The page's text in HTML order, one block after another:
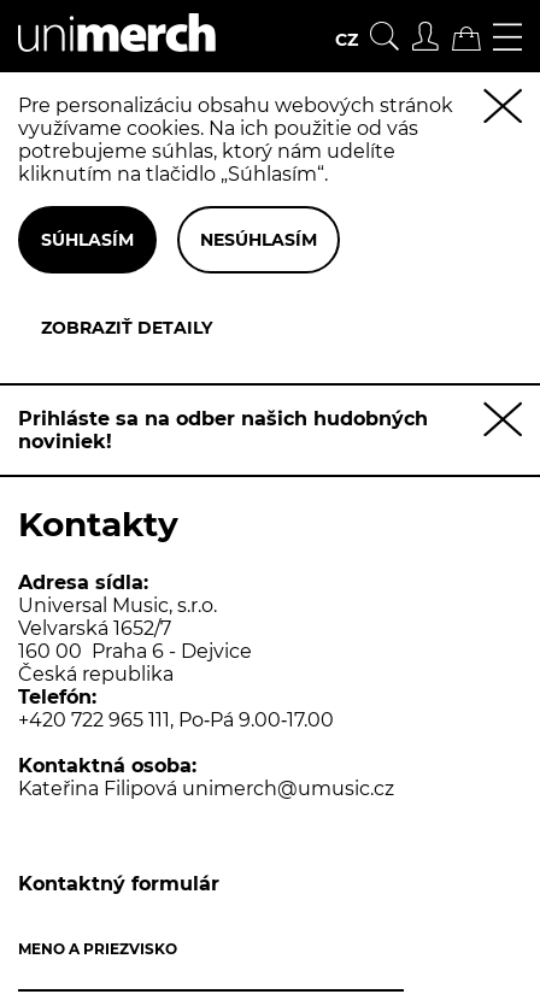
CZ
Pre personalizáciu obsahu webových stránok
využívame cookies. Na ich použitie od vás
potrebujeme súhlas, ktorý nám udelíte
kliknutím na tlačidlo „Súhlasím“.
Prihláste sa na odber našich hudobných
noviniek!
Kontakty
Adresa sídla:
Universal Music, s.r.o.
Velvarská 1652/7
160 00 Praha 6 - Dejvice
Česká republika
Telefón:
+420 722 965 111, Po‑Pá 9.00‑17.00
Kontaktná osoba:
Kateřina Filipová unimerch@umusic.cz
Kontaktný formulár
MENO A PRIEZVISKO